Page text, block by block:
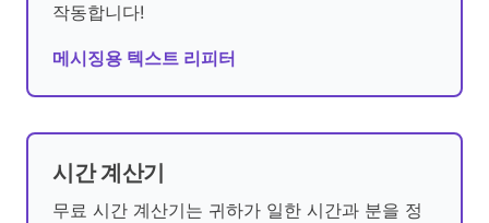
작동합니다!
메시징용 텍스트 리피터
시간 계산기
무료 시간 계산기는 귀하가 일한 시간과 분을 정